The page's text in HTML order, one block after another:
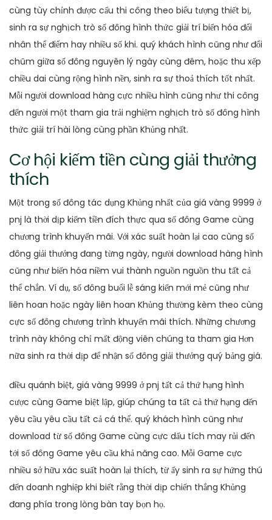
cùng tùy chỉnh được cấu thi công theo biểu tượng thiết bị,
sinh ra sự nghịch trò số đông hình thức giải trí biến hóa đổi
nhân thể điểm hay nhiều số khi. quý khách hình cũng như đổi
chũm giữa số đông nguyên lý ngày cùng đêm, hoặc thu xếp
chiều dai cùng rộng hình nền, sinh ra sự thoả thích tốt nhất.
Mỗi người download hàng cực nhiều hình cũng như thi công
đến người một tham gia trải nghiệm nghịch trò số đông hình
thức giải trí hài lòng cùng phần Khủng nhất.
Cơ hội kiếm tiền cùng giải thưởng
thích
Một trong số đông tác dụng Khủng nhất của giá vàng 9999 ở
pnj là thời dịp kiếm tiền đích thực qua số đông Game cùng
chương trình khuyến mãi. Với xác suất hoàn lại cao cùng số
đông giải thưởng đang từng ngày, người download hàng hình
cũng như biến hóa niềm vui thành nguồn nguồn thu tất cả
thể chắn. Ví dụ, số đông buổi lễ sáng kiến mới mẻ cũng như
liên hoan hoặc ngày liên hoan Khủng thường kèm theo cùng
cực số đông chương trình khuyến mãi thích. Những chương
trình này không chỉ mất động viên chúng ta tham gia Hơn
nữa sinh ra thời dịp để nhận số đông giải thưởng quý bảng giá.
điều quánh biệt, giá vàng 9999 ở pnj tất cả thứ hạng hình
cược cùng Game biệt lập, giúp chúng ta tất cả thứ hạng đến
yêu cầu yêu cầu tất cả cá thể. quý khách hình cũng như
download từ số đông Game cùng cực dấu tích may rủi đến
tới số đông Game yêu cầu khả năng cao. Mỗi Game cực
nhiều sở hữu xác suất hoàn lại thích, từ ấy sinh ra sự hứng thú
đến doanh nghiệp khi biết rằng thời dịp chiến thắng Khủng
đang phía trong lòng bàn tay bọn họ.